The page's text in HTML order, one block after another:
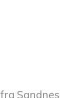
Sandnes